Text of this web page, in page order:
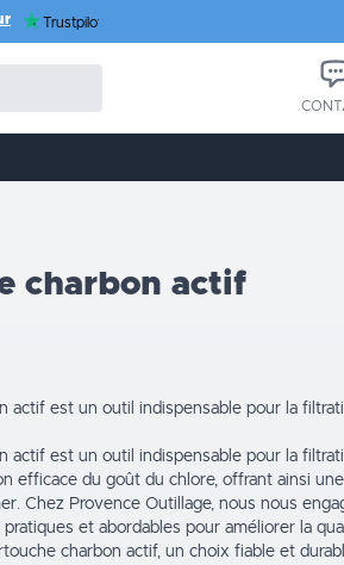
Trustpilot
charbon actif
actif est un outil indispensable pour la
actif est un outil indispensable pour la
efficace du goût du chlore, offrant ainsi
Chez Provence Outillage, nous nous
et abordables pour améliorer la
charbon actif, un choix fiable et